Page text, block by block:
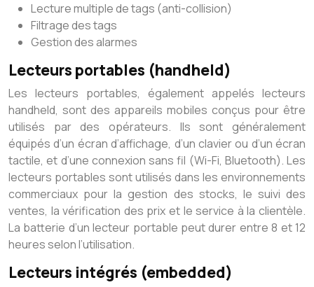
Lecture multiple de tags (anti-collision)
Filtrage des tags
Gestion des alarmes
Lecteurs portables (handheld)
Les lecteurs portables, également appelés lecteurs
handheld, sont des appareils mobiles conçus pour être
utilisés par des opérateurs. Ils sont généralement
équipés d’un écran d’affichage, d’un clavier ou d’un écran
tactile, et d’une connexion sans fil (Wi-Fi, Bluetooth). Les
lecteurs portables sont utilisés dans les environnements
commerciaux pour la gestion des stocks, le suivi des
ventes, la vérification des prix et le service à la clientèle.
La batterie d’un lecteur portable peut durer entre 8 et 12
heures selon l’utilisation.
Lecteurs intégrés (embedded)